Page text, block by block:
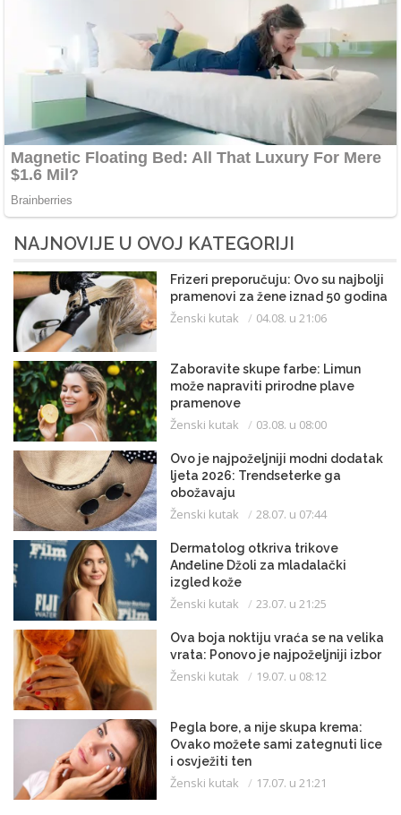
NAJNOVIJE U OVOJ KATEGORIJI
Frizeri preporučuju: Ovo su najbolji
pramenovi za žene iznad 50 godina
Ženski kutak 04.08. u 21:06
Zaboravite skupe farbe: Limun
može napraviti prirodne plave
pramenove
Ženski kutak 03.08. u 08:00
Ovo je najpoželjniji modni dodatak
ljeta 2026: Trendseterke ga
obožavaju
Ženski kutak 28.07. u 07:44
Dermatolog otkriva trikove
Anđeline Džoli za mladalački
izgled kože
Ženski kutak 23.07. u 21:25
Ova boja noktiju vraća se na velika
vrata: Ponovo je najpoželjniji izbor
Ženski kutak 19.07. u 08:12
Pegla bore, a nije skupa krema:
Ovako možete sami zategnuti lice
i osvježiti ten
Ženski kutak 17.07. u 21:21